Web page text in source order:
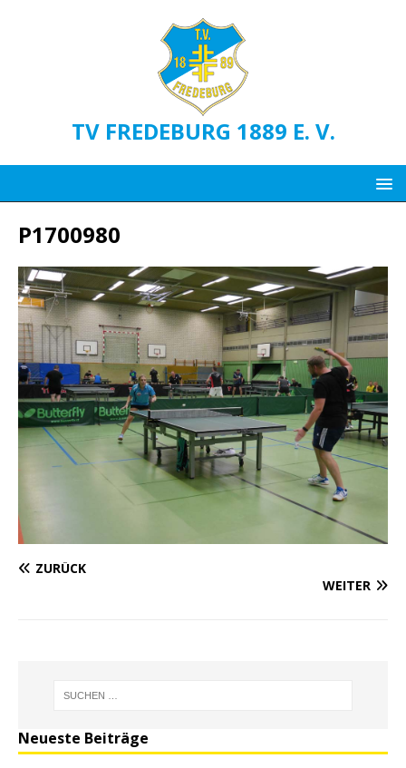
TV FREDEBURG 1889 E. V.
P1700980
ZURÜCK
WEITER
Neueste Beiträge